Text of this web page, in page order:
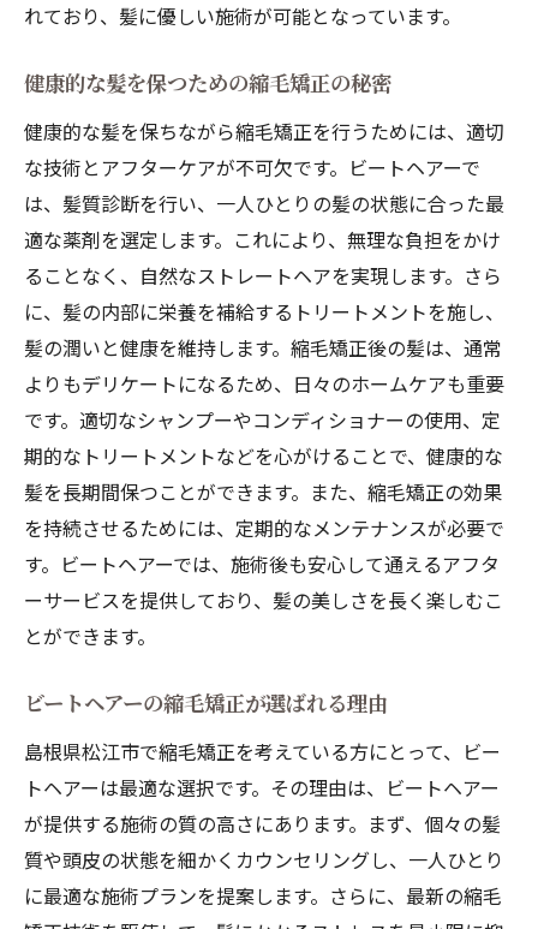
れており、髪に優しい施術が可能となっています。
健康的な髪を保つための縮毛矯正の秘密
健康的な髪を保ちながら縮毛矯正を行うためには、適切
な技術とアフターケアが不可欠です。ビートヘアーで
は、髪質診断を行い、一人ひとりの髪の状態に合った最
適な薬剤を選定します。これにより、無理な負担をかけ
ることなく、自然なストレートヘアを実現します。さら
に、髪の内部に栄養を補給するトリートメントを施し、
髪の潤いと健康を維持します。縮毛矯正後の髪は、通常
よりもデリケートになるため、日々のホームケアも重要
です。適切なシャンプーやコンディショナーの使用、定
期的なトリートメントなどを心がけることで、健康的な
髪を長期間保つことができます。また、縮毛矯正の効果
を持続させるためには、定期的なメンテナンスが必要で
す。ビートヘアーでは、施術後も安心して通えるアフタ
ーサービスを提供しており、髪の美しさを長く楽しむこ
とができます。
ビートヘアーの縮毛矯正が選ばれる理由
島根県松江市で縮毛矯正を考えている方にとって、ビー
トヘアーは最適な選択です。その理由は、ビートヘアー
が提供する施術の質の高さにあります。まず、個々の髪
質や頭皮の状態を細かくカウンセリングし、一人ひとり
に最適な施術プランを提案します。さらに、最新の縮毛